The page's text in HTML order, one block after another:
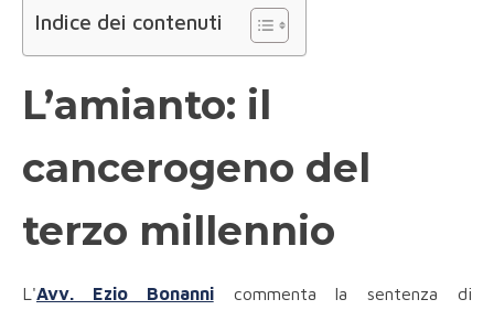
Indice dei contenuti
L’amianto: il
cancerogeno del
terzo millennio
L'Avv. Ezio Bonannicommenta la sentenza di